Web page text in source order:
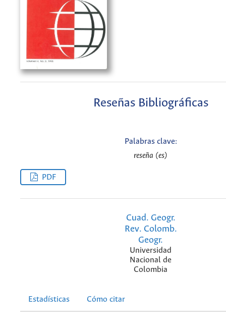
Reseñas Bibliográficas
Palabras clave:
reseña (es)
PDF
Cuad. Geogr.
Rev. Colomb.
Geogr.
Universidad
Nacional de
Colombia
Estadísticas Cómo citar